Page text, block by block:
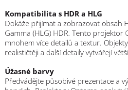
Kompatibilita s HDR a HLG
Dokáže přijímat a zobrazovat obsah
Gamma (HLG) HDR. Tento projektor
mnohem více detailů a textur.
realističtěji a další detaily vytvářejí
Úžasné barvy
Předvádějte působivé prezentace a